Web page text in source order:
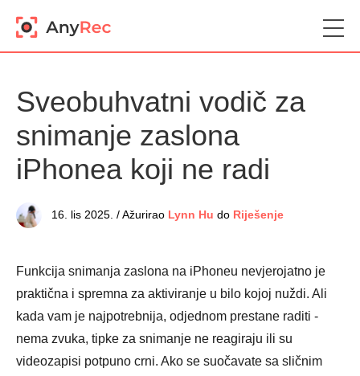
Sveobuhvatni vodič za
snimanje zaslona
iPhonea koji ne radi
16. lis 2025. / Ažurirao Lynn Hu do Riješenje
Funkcija snimanja zaslona na iPhoneu nevjerojatno je
praktična i spremna za aktiviranje u bilo kojoj nuždi. Ali
kada vam je najpotrebnija, odjednom prestane raditi -
nema zvuka, tipke za snimanje ne reagiraju ili su
videozapisi potpuno crni. Ako se suočavate sa sličnim